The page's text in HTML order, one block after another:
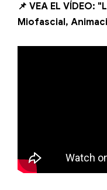
📌 VEA EL VÍDEO:
Miofascial,